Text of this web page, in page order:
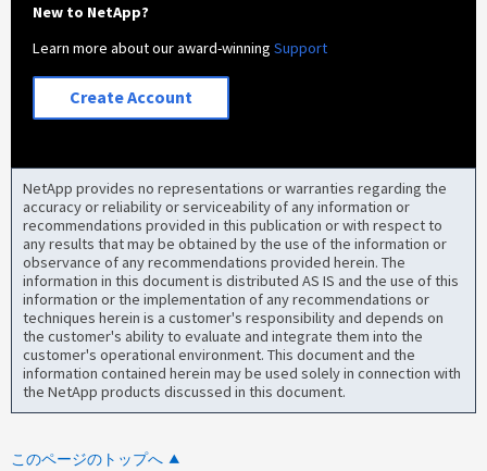
New to NetApp?
Learn more about our award-winningSupport
Create Account
NetApp provides no representations or warranties regarding the
accuracy or reliability or serviceability of any information or
recommendations provided in this publication or with respect to
any results that may be obtained by the use of the information or
observance of any recommendations provided herein. The
information in this document is distributed AS IS and the use of this
information or the implementation of any recommendations or
techniques herein is a customer's responsibility and depends on
the customer's ability to evaluate and integrate them into the
customer's operational environment. This document and the
information contained herein may be used solely in connection with
the NetApp products discussed in this document.
このページのトップへ